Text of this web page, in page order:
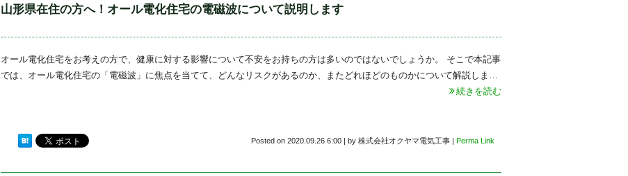
山形県在住の方へ！オール電化住宅の電磁波について説明します
オール電化住宅をお考えの方で、健康に対する影響について不安をお持ちの方は多いのではないでしょうか。 そこで本記事
では、オール電化住宅の「電磁波」に焦点を当てて、どんなリスクがあるのか、またどれほどのものかについて解説しま…
続きを読む
Posted on 2020.09.26 6:00 | by 株式会社オクヤマ電気工事 | Perma Link